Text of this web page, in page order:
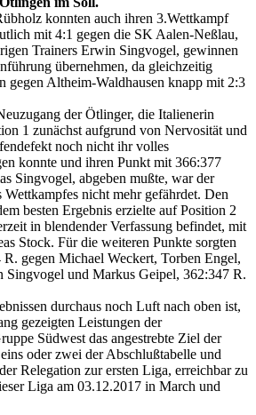
konnten auch ihren 3.Wettkampf
mit 4:1 gegen die SK Aalen-Neßlau,
Trainers Erwin Singvogel, gewinnen
übernehmen, da gleichzeitig
gegen Altheim-Waldhausen knapp mit 2:3
der Ötlinger, die Italienerin
1 zunächst aufgrund von Nervosität und
noch nicht ihr volles
konnte und ihren Punkt mit 366:377
Singvogel, abgeben mußte, war der
Wettkampfes nicht mehr gefährdet. Den
besten Ergebnis erzielte auf Position 2
in blendender Verfassung befindet, mit
Stock. Für die weiteren Punkte sorgten
gegen Michael Weckert, Torben Engel,
Singvogel und Markus Geipel, 362:347 R.
durchaus noch Luft nach oben ist,
gezeigten Leistungen der
Südwest das angestrebte Ziel der
oder zwei der Abschlußtabelle und
Relegation zur ersten Liga, erreichbar zu
Liga am 03.12.2017 in March und